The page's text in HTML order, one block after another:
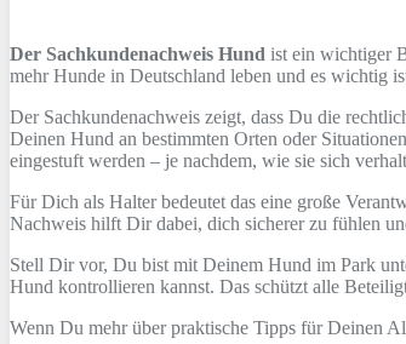
Der Sachkundenachweis Hund ist ein wichtiger
mehr Hunde in Deutschland leben und es wichtig
Der Sachkundenachweis zeigt, dass Du die
Deinen Hund an bestimmten Orten oder
eingestuft werden – je nachdem, wie sie sich
Für Dich als Halter bedeutet das eine große
Nachweis hilft Dir dabei, dich sicherer zu fühlen
Stell Dir vor, Du bist mit Deinem Hund im Park
Hund kontrollieren kannst. Das schützt alle
Wenn Du mehr über praktische Tipps für Deinen